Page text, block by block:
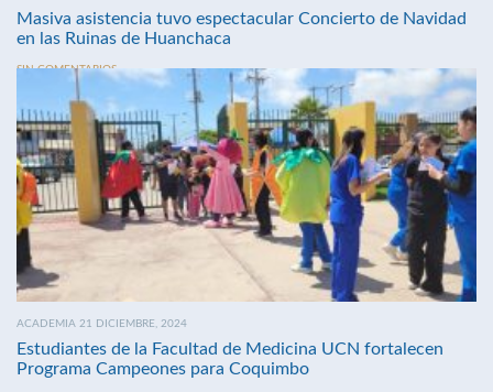
Masiva asistencia tuvo espectacular Concierto de Navidad
en las Ruinas de Huanchaca
SIN COMENTARIOS
ACADEMIA 21 DICIEMBRE, 2024
Estudiantes de la Facultad de Medicina UCN fortalecen
Programa Campeones para Coquimbo